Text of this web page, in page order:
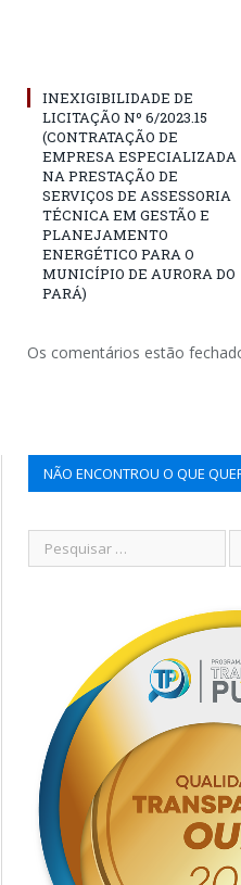
INEXIGIBILIDADE DE
LICITAÇÃO Nº 6/2023.15
(CONTRATAÇÃO DE
EMPRESA ESPECIALIZADA
NA PRESTAÇÃO DE
SERVIÇOS DE ASSESSORIA
TÉCNICA EM GESTÃO E
PLANEJAMENTO
ENERGÉTICO PARA O
MUNICÍPIO DE AURORA DO
PARÁ)
Os comentários estão
NÃO ENCONTROU O QUE